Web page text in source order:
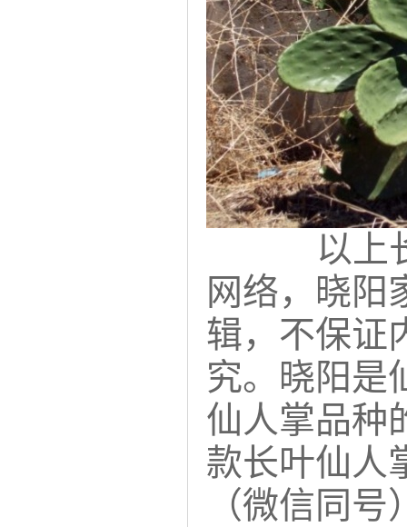
以上
网络，晓阳
辑，不保证
究。晓阳是
仙人掌品种
款长叶仙人
（微信同